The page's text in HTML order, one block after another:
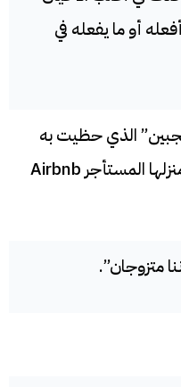
أو ما يفعله في
الذي حظيت به
على الإطلاق يتعلق برجل اقتحم منزلها المستأجر Airbnb
متزوجان”.